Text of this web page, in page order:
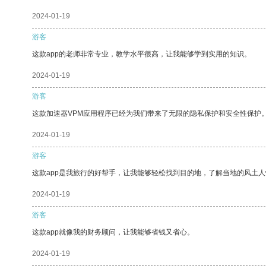
2024-01-19
游客
这款app的老师非常专业，教学水平很高，让我能够学到实用的知识。
2024-01-19
游客
这款加速器VPM应用程序已经为我们带来了无限的隐私保护和安全性保护
2024-01-19
游客
这款app是我旅行的好帮手，让我能够轻松找到目的地，了解当地的风土
2024-01-19
游客
这款app就像我的财务顾问，让我能够省钱又省心。
2024-01-19